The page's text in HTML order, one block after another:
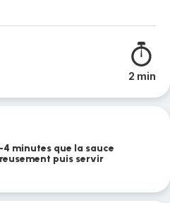
2 min
minutes que la sauce
puis servir